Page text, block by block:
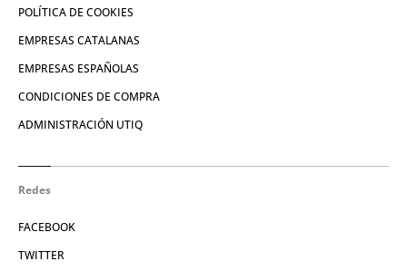
POLÍTICA DE COOKIES
EMPRESAS CATALANAS
EMPRESAS ESPAÑOLAS
CONDICIONES DE COMPRA
ADMINISTRACIÓN UTIQ
Redes
FACEBOOK
TWITTER